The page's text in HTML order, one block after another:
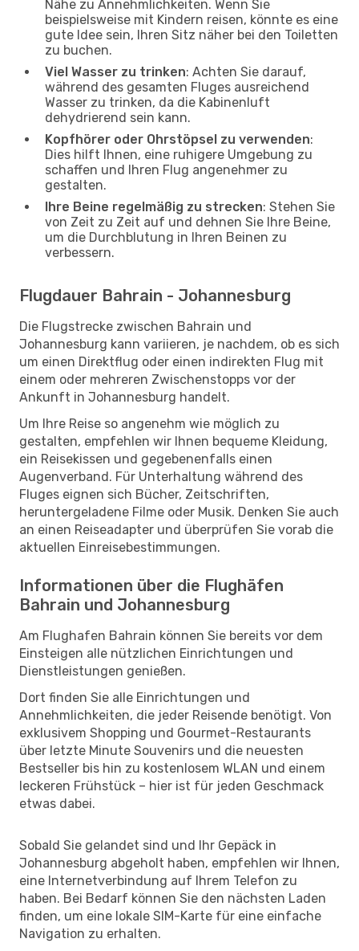
Nähe zu Annehmlichkeiten. Wenn Sie
beispielsweise mit Kindern reisen, könnte es eine
gute Idee sein, Ihren Sitz näher bei den Toiletten
zu buchen.
Viel Wasser zu trinken: Achten Sie darauf,
während des gesamten Fluges ausreichend
Wasser zu trinken, da die Kabinenluft
dehydrierend sein kann.
Kopfhörer oder Ohrstöpsel zu verwenden:
Dies hilft Ihnen, eine ruhigere Umgebung zu
schaffen und Ihren Flug angenehmer zu
gestalten.
Ihre Beine regelmäßig zu strecken: Stehen Sie
von Zeit zu Zeit auf und dehnen Sie Ihre Beine,
um die Durchblutung in Ihren Beinen zu
verbessern.
Flugdauer Bahrain - Johannesburg
Die Flugstrecke zwischen Bahrain und
Johannesburg kann variieren, je nachdem, ob es sich
um einen Direktflug oder einen indirekten Flug mit
einem oder mehreren Zwischenstopps vor der
Ankunft in Johannesburg handelt.
Um Ihre Reise so angenehm wie möglich zu
gestalten, empfehlen wir Ihnen bequeme Kleidung,
ein Reisekissen und gegebenenfalls einen
Augenverband. Für Unterhaltung während des
Fluges eignen sich Bücher, Zeitschriften,
heruntergeladene Filme oder Musik. Denken Sie auch
an einen Reiseadapter und überprüfen Sie vorab die
aktuellen Einreisebestimmungen.
Informationen über die Flughäfen
Bahrain und Johannesburg
Am Flughafen Bahrain können Sie bereits vor dem
Einsteigen alle nützlichen Einrichtungen und
Dienstleistungen genießen.
Dort finden Sie alle Einrichtungen und
Annehmlichkeiten, die jeder Reisende benötigt. Von
exklusivem Shopping und Gourmet-Restaurants
über letzte Minute Souvenirs und die neuesten
Bestseller bis hin zu kostenlosem WLAN und einem
leckeren Frühstück – hier ist für jeden Geschmack
etwas dabei.
Sobald Sie gelandet sind und Ihr Gepäck in
Johannesburg abgeholt haben, empfehlen wir Ihnen,
eine Internetverbindung auf Ihrem Telefon zu
haben. Bei Bedarf können Sie den nächsten Laden
finden, um eine lokale SIM-Karte für eine einfache
Navigation zu erhalten.